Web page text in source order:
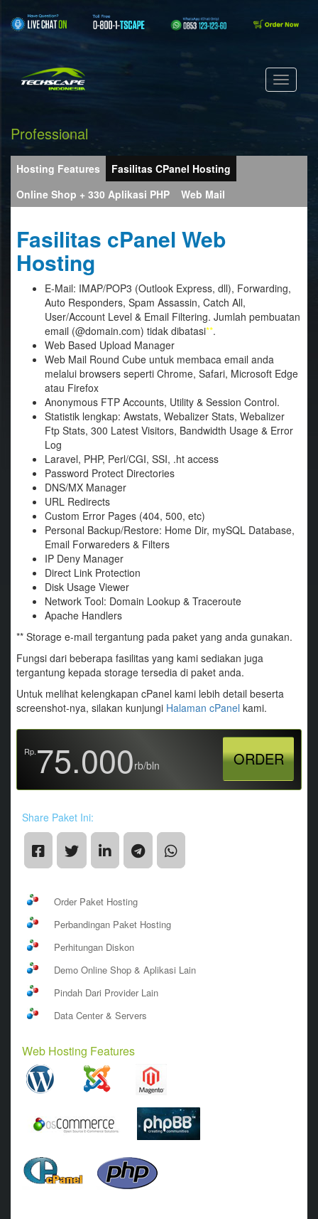
Professional
Hosting Features
Fasilitas CPanel Hosting
Online Shop + 330 Aplikasi PHP
Web Mail
Fasilitas cPanel Web
Hosting
E-Mail: IMAP/POP3 (Outlook Express, dll), Forwarding,
Auto Responders, Spam Assassin, Catch All,
User/Account Level & Email Filtering. Jumlah pembuatan
email (@domain.com) tidak dibatasi**.
Web Based Upload Manager
Web Mail Round Cube untuk membaca email anda
melalui browsers seperti Chrome, Safari, Microsoft Edge
atau Firefox
Anonymous FTP Accounts, Utility & Session Control.
Statistik lengkap: Awstats, Webalizer Stats, Webalizer
Ftp Stats, 300 Latest Visitors, Bandwidth Usage & Error
Log
Laravel, PHP, Perl/CGI, SSI, .ht access
Password Protect Directories
DNS/MX Manager
URL Redirects
Custom Error Pages (404, 500, etc)
Personal Backup/Restore: Home Dir, mySQL Database,
Email Forwareders & Filters
IP Deny Manager
Direct Link Protection
Disk Usage Viewer
Network Tool: Domain Lookup & Traceroute
Apache Handlers
** Storage e-mail tergantung pada paket yang anda gunakan.
Fungsi dari beberapa fasilitas yang kami sediakan juga
tergantung kepada storage tersedia di paket anda.
Untuk melihat kelengkapan cPanel kami lebih detail beserta
screenshot-nya, silakan kunjungi Halaman cPanel kami.
Rp.75.000rb/bln ORDER
Share Paket Ini:
Order Paket Hosting
Perbandingan Paket Hosting
Perhitungan Diskon
Demo Online Shop & Aplikasi Lain
Pindah Dari Provider Lain
Data Center & Servers
Web Hosting Features